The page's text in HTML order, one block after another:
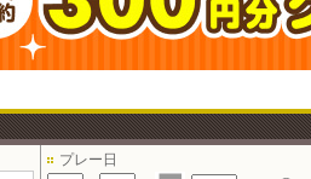
プレー日